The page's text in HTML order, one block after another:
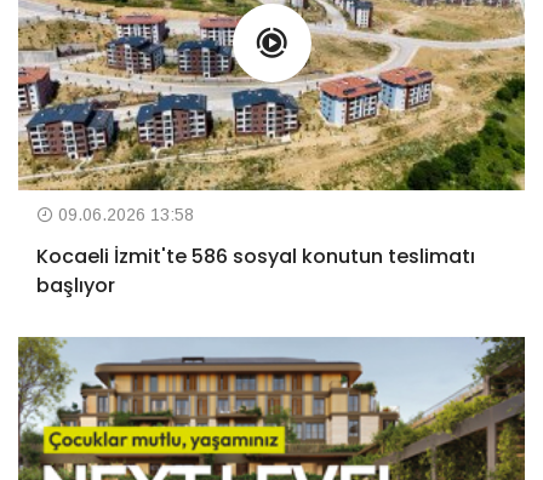
09.06.2026 13:58
Kocaeli İzmit'te 586 sosyal konutun teslimatı
başlıyor